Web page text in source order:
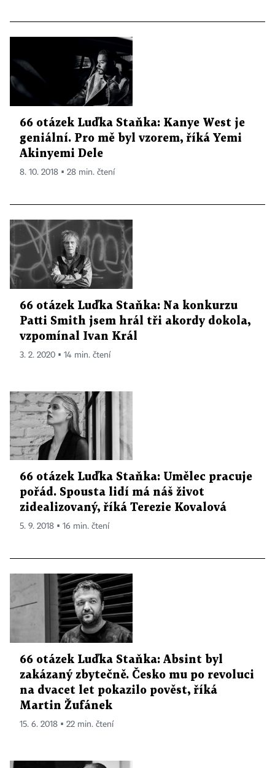
66 otázek Luďka Staňka: Kanye West je
geniální. Pro mě byl vzorem, říká Yemi
Akinyemi Dele
8. 10. 2018 ▪ 28 min. čtení
66 otázek Luďka Staňka: Na konkurzu
Patti Smith jsem hrál tři akordy dokola,
vzpomínal Ivan Král
3. 2. 2020 ▪ 14 min. čtení
66 otázek Luďka Staňka: Umělec pracuje
pořád. Spousta lidí má náš život
zidealizovaný, říká Terezie Kovalová
5. 9. 2018 ▪ 16 min. čtení
66 otázek Luďka Staňka: Absint byl
zakázaný zbytečně. Česko mu po revoluci
na dvacet let pokazilo pověst, říká
Martin Žufánek
15. 6. 2018 ▪ 22 min. čtení